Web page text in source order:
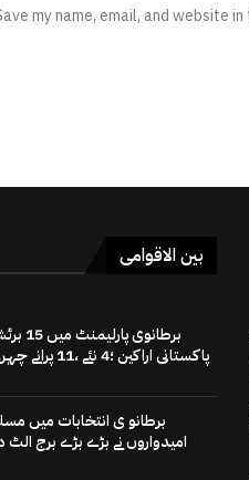
my name, email, and website
بین الاقوامی
برطانوی
پاکستانی اراکین ؛4 نئے ،11 پرانے چہرے
برطانو ی انتخابات میں
امیدواروں نے بڑے بڑے برج الٹ